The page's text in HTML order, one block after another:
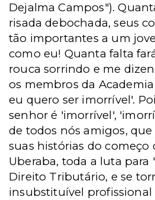
Dejalma Campos").
risada debochada, seus
tão importantes a um
como eu! Quanta falta
rouca sorrindo e me
os membros da
eu quero ser imorrível'.
senhor é 'imorrível',
de todos nós amigos,
suas histórias do começo
Uberaba, toda a luta
Direito Tributário, e se
insubstituível profissional